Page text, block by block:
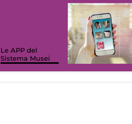
Le APP del
Sistema Musei